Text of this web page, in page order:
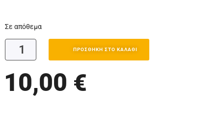
Σε απόθεμα
ΠΡΟΣΘΉΚΗ ΣΤΟ ΚΑΛΆΘΙ
10,00 €